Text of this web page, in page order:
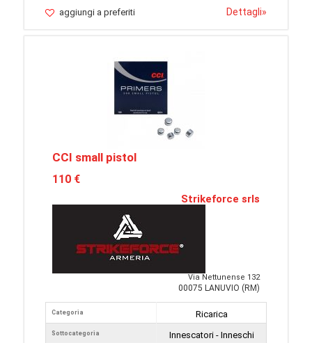
aggiungi a preferiti Dettagli»
CCI small pistol
110 €
Strikeforce srls
Via Nettunense 132
00075 LANUVIO (RM)
Categoria
Sottocategoria
Ricarica
Innescatori - Inneschi